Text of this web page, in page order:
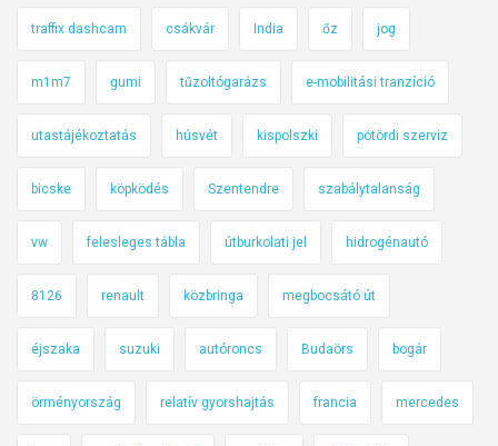
traffix dashcam csákvár India őz jog
m1m7 gumi tűzoltógarázs e-mobilitási tranzíció
utastájékoztatás húsvét kispolszki pötördi szerviz
bicske köpködés Szentendre szabálytalanság
vw felesleges tábla útburkolati jel hidrogénautó
8126 renault közbringa megbocsátó út
éjszaka suzuki autóroncs Budaörs bogár
örményország relatív gyorshajtás francia mercedes